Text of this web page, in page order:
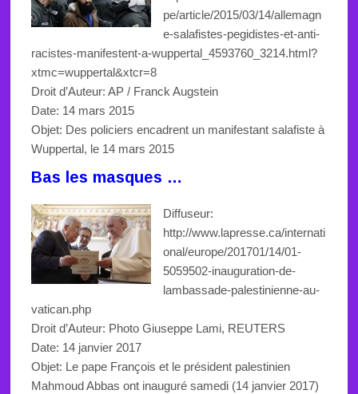
pe/article/2015/03/14/allemagn
e-salafistes-pegidistes-et-anti-
racistes-manifestent-a-wuppertal_4593760_3214.html?
xtmc=wuppertal&xtcr=8
Droit d’Auteur: AP / Franck Augstein
Date: 14 mars 2015
Objet: Des policiers encadrent un manifestant salafiste à
Wuppertal, le 14 mars 2015
Bas les masques …
Diffuseur:
http://www.lapresse.ca/internati
onal/europe/201701/14/01-
5059502-inauguration-de-
lambassade-palestinienne-au-
vatican.php
Droit d’Auteur: Photo Giuseppe Lami, REUTERS
Date: 14 janvier 2017
Objet: Le pape François et le président palestinien
Mahmoud Abbas ont inauguré samedi (14 janvier 2017)